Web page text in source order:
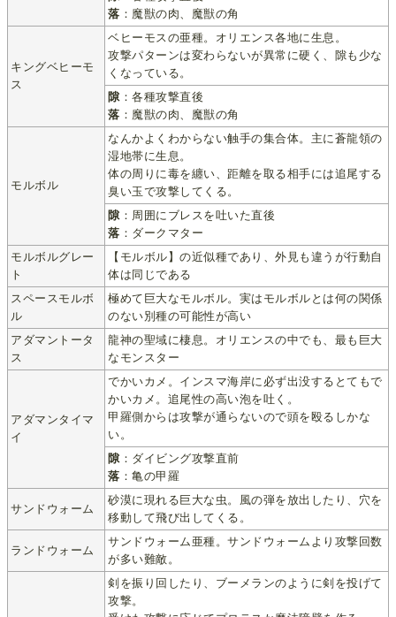
落 ：魔獣の肉、魔獣の角
キングベヒーモ
ス
ベヒーモスの亜種。オリエンス各地に生息。
攻撃パターンは変わらないが異常に硬く、隙も少な
くなっている。
隙 ：各種攻撃直後
落 ：魔獣の肉、魔獣の角
モルボル
なんかよくわからない触手の集合体。主に蒼龍領の
湿地帯に生息。
体の周りに毒を纏い、距離を取る相手には追尾する
臭い玉で攻撃してくる。
隙 ：周囲にブレスを吐いた直後
落 ：ダークマター
モルボルグレー
ト
【モルボル】の近似種であり、外見も違うが行動自
体は同じである
スペースモルボ
ル
極めて巨大なモルボル。実はモルボルとは何の関係
のない別種の可能性が高い
アダマントータ
ス
龍神の聖域に棲息。オリエンスの中でも、最も巨大
なモンスター
アダマンタイマ
イ
でかいカメ。インスマ海岸に必ず出没するとてもで
かいカメ。追尾性の高い泡を吐く。
甲羅側からは攻撃が通らないので頭を殴るしかな
い。
隙 ：ダイビング攻撃直前
落 ：亀の甲羅
サンドウォーム
砂漠に現れる巨大な虫。風の弾を放出したり、穴を
移動して飛び出してくる。
ランドウォーム
サンドウォーム亜種。サンドウォームより攻撃回数
が多い難敵。
剣を振り回したり、ブーメランのように剣を投げて
攻撃。